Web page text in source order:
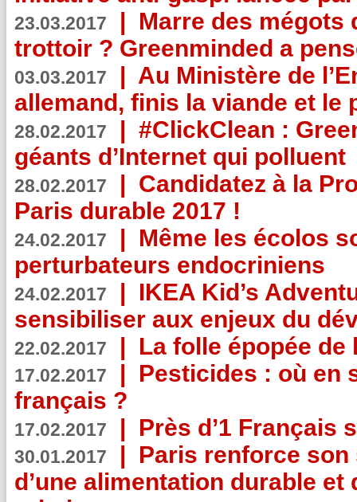
23.03.2017 | Marre des mégots
trottoir ? Greenminded a
03.03.2017 | Au Ministère de
allemand, finis la viande et le
28.02.2017 | #ClickClean :
géants d’Internet qui polluent
28.02.2017 | Candidatez à la
Paris durable 2017 !
24.02.2017 | Même les écolos
perturbateurs endocriniens
24.02.2017 | IKEA Kid’s
sensibiliser aux enjeux du
22.02.2017 | La folle épopée de
17.02.2017 | Pesticides : où en
français ?
17.02.2017 | Près d’1 Français
30.01.2017 | Paris renforce
d’une alimentation durable et